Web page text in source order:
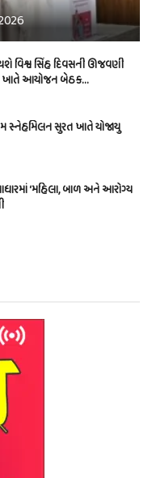
વિશ્વ સિંહ દિવસની ઊજવણી
ખાતે આયોજન બેઠક…
સ્નેહમિલન સુરત ખાતે યોજાયુ
‘મહિલા, બાળ અને આરોગ્ય